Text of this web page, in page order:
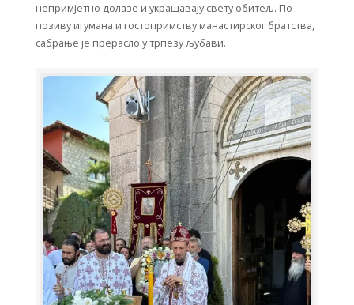
непримјетно долазе и украшавају свету обитељ. По
позиву игумана и гостопримству манастирског братства,
сабрање је прерасло у трпезу љубави.